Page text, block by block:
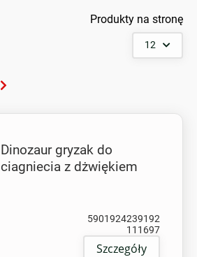
12
Produkty na stronę
Dinozaur gryzak do
ciagniecia z dżwiękiem
5901924239192
111697
Szczegóły